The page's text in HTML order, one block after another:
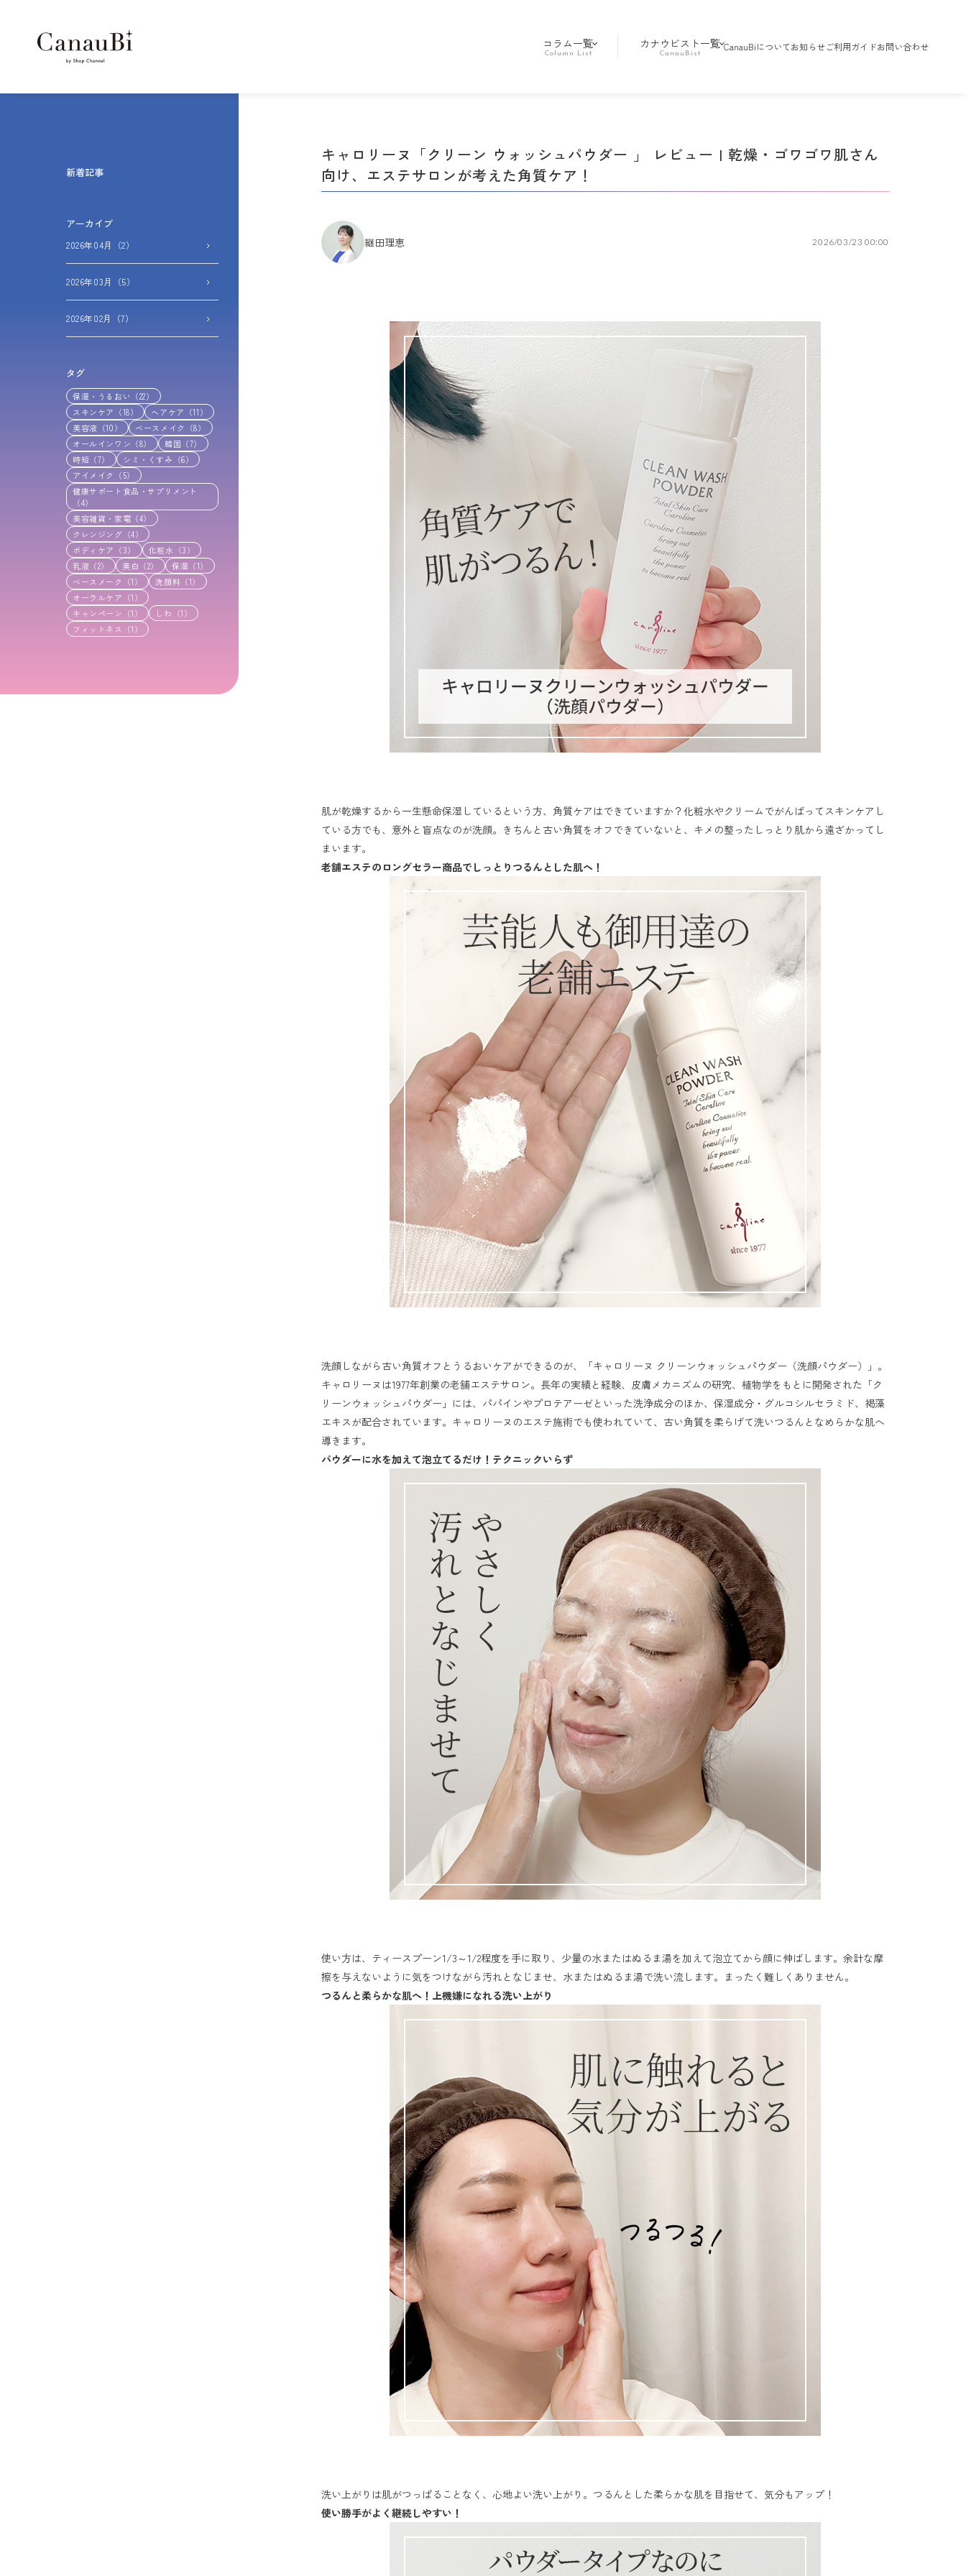
コラム一覧 カナウビスト一覧 CanauBiについてお知らせご利用ガイドお問い合わせ
キャロリーヌ「クリーン ウォッシュパウダー 」 レビュー | 乾燥・ゴワゴワ肌さん
向け、エステサロンが考えた角質ケア！
継田理恵 2026/03/23 00:00
肌が乾燥するから一生懸命保湿しているという方、角質ケアはできていますか？化粧水やクリームでがんばってスキンケアし
ている方でも、意外と盲点なのが洗顔。きちんと古い角質をオフできていないと、キメの整ったしっとり肌から遠ざかってし
老舗エステのロングセラー商品でしっとりつるんとした肌へ！
洗顔しながら古い角質オフとうるおいケアができるのが、「キャロリーヌ クリーンウォッシュパウダー（洗顔パウダー）」。
キャロリーヌは1977年創業の老舗エステサロン。長年の実績と経験、皮膚メカニズムの研究、植物学をもとに開発された「ク
リーンウォッシュパウダー」には、パパインやプロテアーゼといった洗浄成分のほか、保湿成分・グルコシルセラミド、褐藻
エキスが配合されています。キャロリーヌのエステ施術でも使われていて、古い角質を柔らげて洗いつるんとなめらかな肌へ
パウダーに水を加えて泡立てるだけ！テクニックいらず
使い方は、ティースプーン1/3～1/2程度を手に取り、少量の水またはぬるま湯を加えて泡立てから顔に伸ばします。余計な摩
つるんと柔らかな肌へ！上機嫌になれる洗い上がり
使い勝手がよく継続しやすい！
新着記事
アーカイブ
2026年04月（2）
2026年03月（5）
2026年02月（7）
タグ
保湿・うるおい（22）
スキンケア（18）
ヘアケア（11）
美容液（10）
ベースメイク（8）
オールインワン（8）
韓国（7）
時短（7）
シミ・くすみ（6）
アイメイク（5）
健康サポート食品・サプリメント
（4）
美容雑貨・家電（4）
クレンジング（4）
ボディケア（3）
化粧水（3）
乳液（2）
美白（2）
保湿（1）
ベースメーク（1）
洗顔料（1）
オーラルケア（1）
キャンペーン（1）
しわ（1）
フィットネス（1）